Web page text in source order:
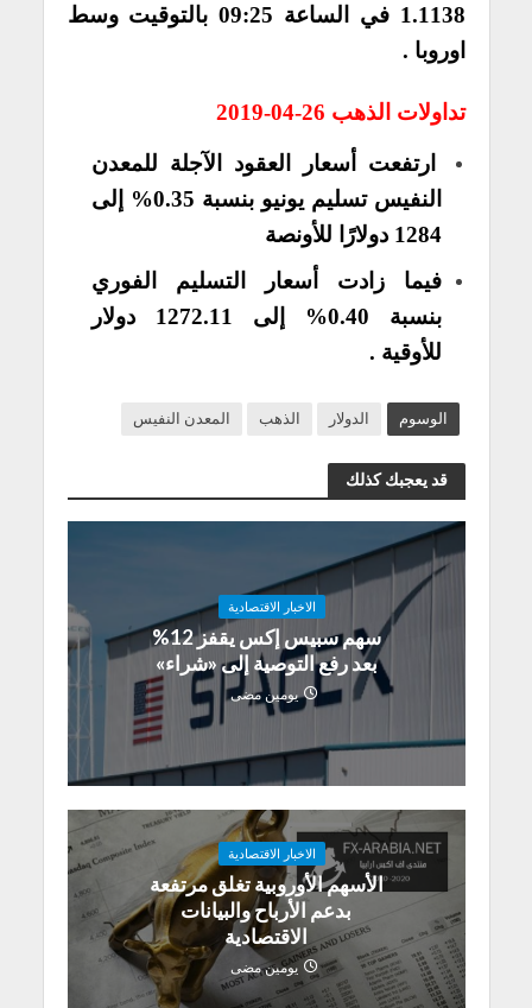
1.1138 في الساعة 09:25 بالتوقيت وسط
اوروبا .
تداولات الذهب 26-04-2019
ارتفعت أسعار العقود الآجلة للمعدن
النفيس تسليم يونيو بنسبة 0.35% إلى
1284 دولارًا للأونصة
فيما زادت أسعار التسليم الفوري
بنسبة 0.40% إلى 1272.11 دولار
للأوقية .
الوسوم الدولار الذهب المعدن النفيس
قد يعجبك كذلك
الاخبار الاقتصادية
سهم سبيس إكس يقفز 12%
بعد رفع التوصية إلى «شراء»
يومين مضى
الاخبار الاقتصادية
الأسهم الأوروبية تغلق مرتفعة
بدعم الأرباح والبيانات
الاقتصادية
يومين مضى